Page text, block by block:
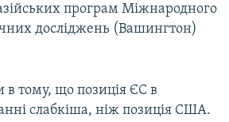
програм Міжнародного
досліджень (Вашингтон)
в тому, що позиція ЄС в
слабкіша, ніж позиція США.